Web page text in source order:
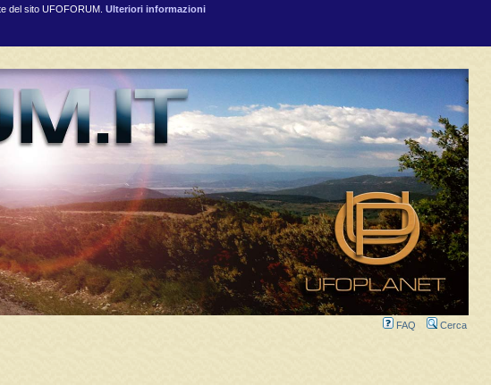
del sito UFOFORUM. Ulteriori informazioni
FAQ Cerca